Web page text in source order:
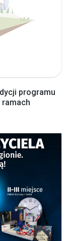
programu
ramach